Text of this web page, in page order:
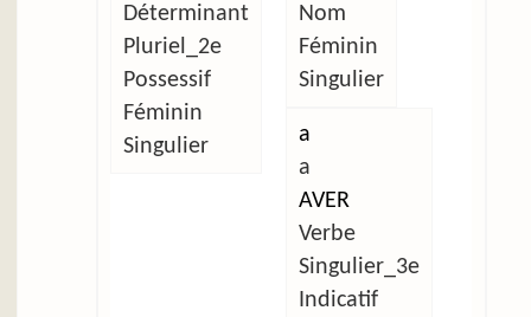
Déterminant
Pluriel_2e
Possessif
Féminin
Singulier
Nom
Féminin
Singulier
a
a
AVER
Verbe
Singulier_3e
Indicatif